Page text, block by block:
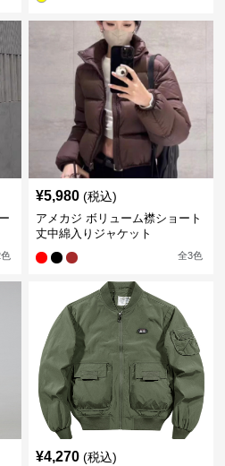
色
¥5,980 (税込)
アメカジ ボリューム襟ショート
丈中綿入りジャケット
全3色
¥4,270 (税込)